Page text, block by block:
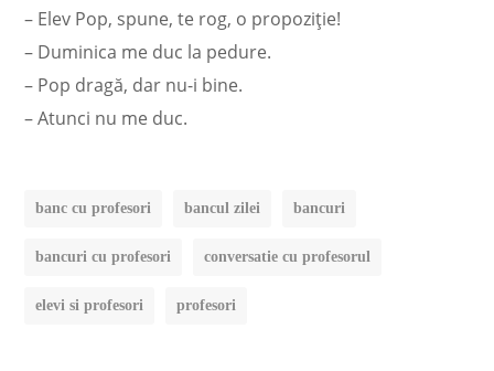
– Elev Pop, spune, te rog, o propoziţie!
– Duminica me duc la pedure.
– Pop dragă, dar nu-i bine.
– Atunci nu me duc.
banc cu profesori bancul zilei bancuri
bancuri cu profesori conversatie cu profesorul
elevi si profesori profesori